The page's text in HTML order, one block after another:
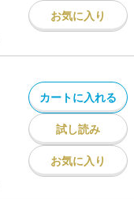
お気に入り
カートに入れる
試し読み
お気に入り